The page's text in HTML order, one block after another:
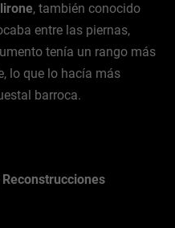
lirone, también conocido
entre las piernas,
tenía un rango más
lo que lo hacía más
barroca.